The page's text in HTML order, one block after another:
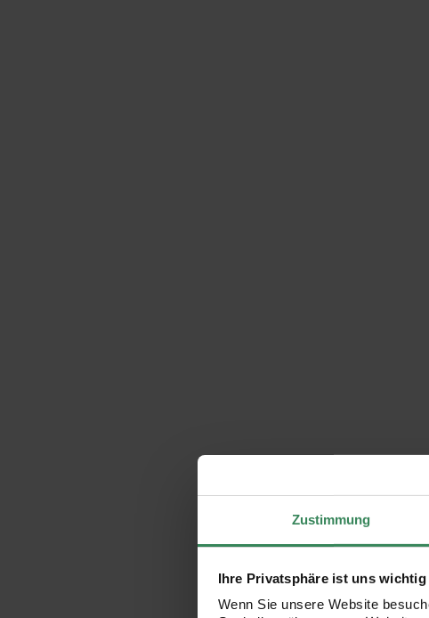
Zustimmung
Ihre Privatsphäre ist uns wichtig
Wenn Sie unsere Website